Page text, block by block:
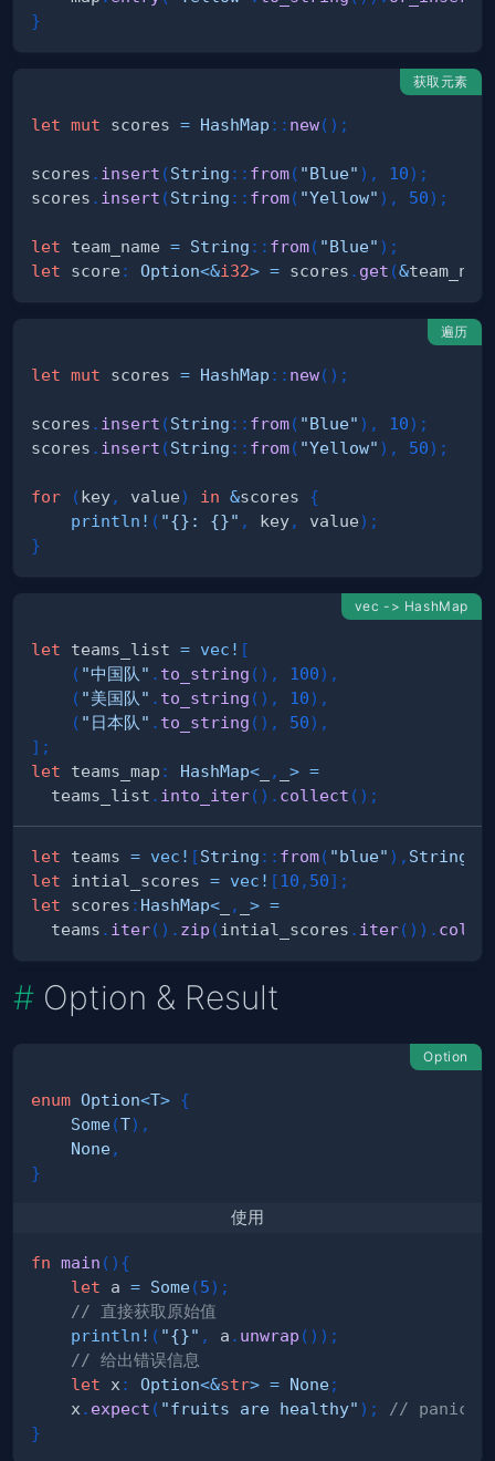
}
获取元素
let mut scores = HashMap :: new( ) ;
scores . insert (String :: from( "Blue" ) , 10) ;
scores . insert (String :: from( "Yellow" ) , 50) ;
let team_name = String :: from( "Blue" ) ;
let score : Option<&i32> = scores . get (&
遍历
let mut scores = HashMap :: new( ) ;
scores . insert (String :: from( "Blue" ) , 10) ;
scores . insert (String :: from( "Yellow" ) , 50) ;
for (key, value) in &scores {
println! ( "{}: {}" , key, value) ;
}
vec -> HashMap
let teams_list = vec! [
( "中国队" . to_string ( ) , 100) ,
( "美国队" . to_string ( ) , 10) ,
( "日本队" . to_string ( ) , 50) ,
] ;
let teams_map : HashMap< , > =
  teams_list
. into_iter( ) . collect ( ) ;
let teams = vec! [String :: from( "blue" ) , String
let intial_scores = vec! [10 , 50] ;
let scores : HashMap< , > =
  teams
. iter( ) . zip ( intial_scores . iter( ) ) .
Option & Result
Option
enum Option<T> {
Some(T) ,
None,
}
使用
fn main ( ) {
let a = Some(5) ;
// 直接获取原始值
println! ( "{}" , a . unwrap ( ) ) ;
// 给出错误信息
let x : Option<&str> = None;
    x
. expect ( "fruits are healthy" ) ;
// panics
}